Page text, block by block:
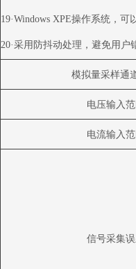
19·Windows XPE操作系统，可
20·采用防抖动处理，避免用户
模拟量采样通
电压输入范
电流输入范
信号采集